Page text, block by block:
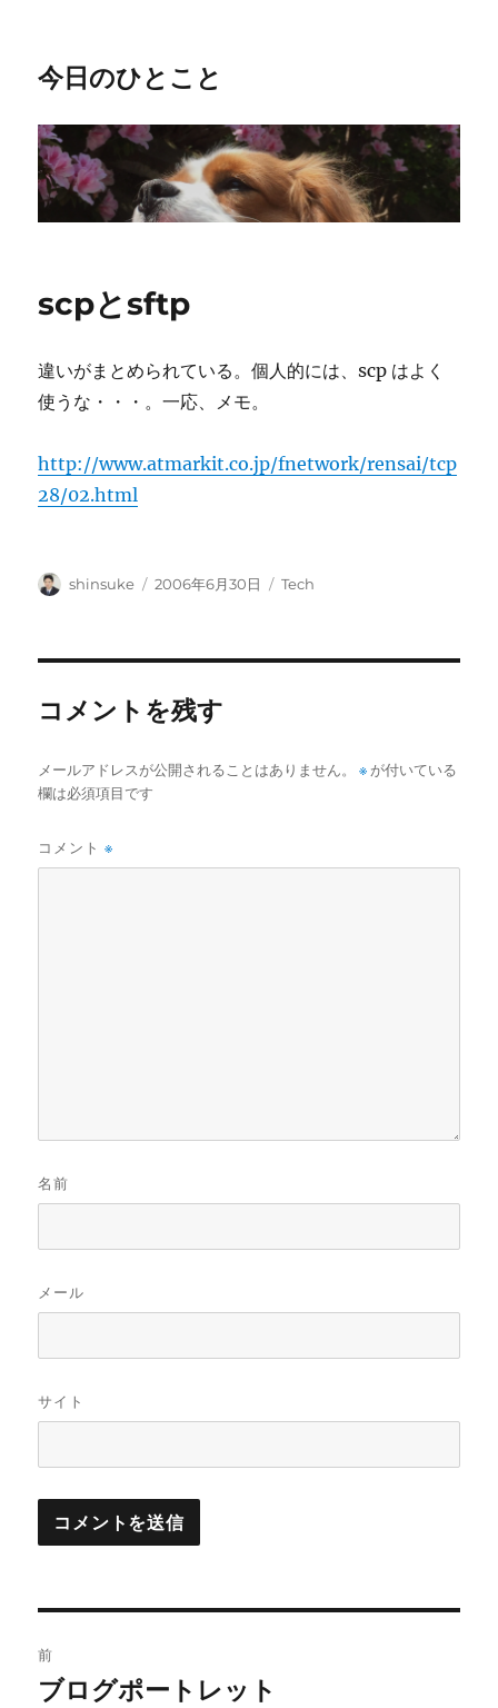
今日のひとこと
scpとsftp
違いがまとめられている。個人的には、scp はよく
使うな・・・。一応、メモ。
http://www.atmarkit.co.jp/fnetwork/rensai/tcp
28/02.html
投
shinsuke
投
2006年6月30日
カ
Tech
コメントを残す
メールアドレスが公開されることはありません。 ※が付いている
欄は必須項目です
コメント※
名前
メール
サイト
稿
前
前
ブログポートレット